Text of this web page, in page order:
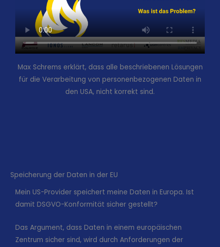
Max Schrems erklärt, dass alle beschriebenen Lösungen
für die Verarbeitung von personenbezogenen Daten in
den USA, nicht korrekt sind.
Speicherung der Daten in der EU
Mein US-Provider speichert meine Daten in Europa. Ist
damit DSGVO-Konformität sicher gestellt?
Das Argument, dass Daten in einem europäischen
Zentrum sicher sind, wird durch Anforderungen der